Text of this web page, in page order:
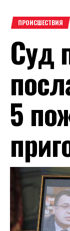
ПРОИСШЕСТВИЯ
Суд
5